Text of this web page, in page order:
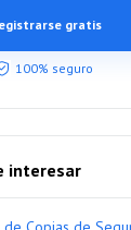
gratis
100% seguro
interesar